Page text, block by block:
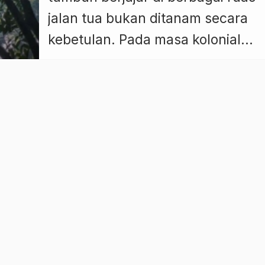
jalan tua bukan ditanam secara
kebetulan. Pada masa kolonial